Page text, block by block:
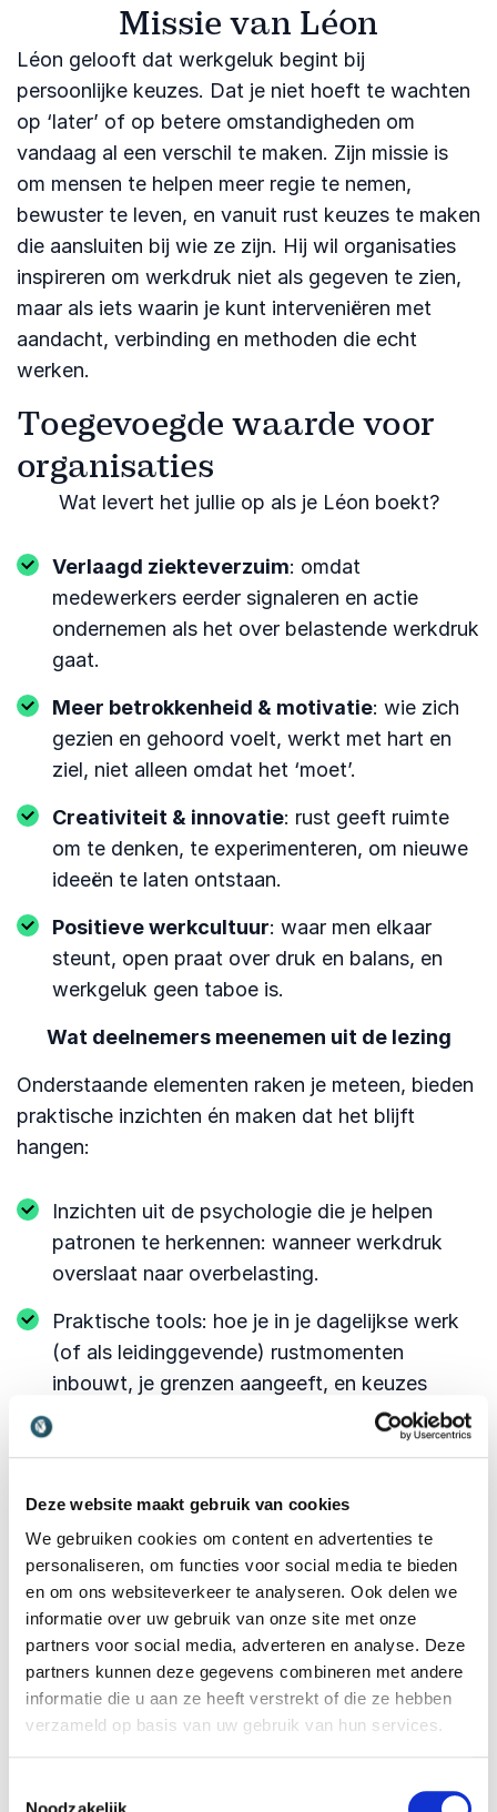
Deze website maakt gebruik van cookies
We gebruiken cookies om content en advertenties te
personaliseren, om functies voor social media te bieden
en om ons websiteverkeer te analyseren. Ook delen we
informatie over uw gebruik van onze site met onze
partners voor social media, adverteren en analyse. Deze
partners kunnen deze gegevens combineren met andere
informatie die u aan ze heeft verstrekt of die ze hebben
verzameld op basis van uw gebruik van hun services.
Noodzakelijk
Missie van Léon
Léon gelooft dat werkgeluk begint bij
persoonlijke keuzes. Dat je niet hoeft te wachten
op ‘later’ of op betere omstandigheden om
vandaag al een verschil te maken. Zijn missie is
om mensen te helpen meer regie te nemen,
bewuster te leven, en vanuit rust keuzes te maken
die aansluiten bij wie ze zijn. Hij wil organisaties
inspireren om werkdruk niet als gegeven te zien,
maar als iets waarin je kunt interveniëren met
aandacht, verbinding en methoden die echt
werken.
Toegevoegde waarde voor
organisaties
Wat levert het jullie op als je Léon boekt?
Verlaagd ziekteverzuim: omdat
medewerkers eerder signaleren en actie
ondernemen als het over belastende werkdruk
gaat.
Meer betrokkenheid & motivatie: wie zich
gezien en gehoord voelt, werkt met hart en
ziel, niet alleen omdat het ‘moet’.
Creativiteit & innovatie: rust geeft ruimte
om te denken, te experimenteren, om nieuwe
ideeën te laten ontstaan.
Positieve werkcultuur: waar men elkaar
steunt, open praat over druk en balans, en
werkgeluk geen taboe is.
Wat deelnemers meenemen uit de lezing
Onderstaande elementen raken je meteen, bieden
praktische inzichten én maken dat het blijft
hangen:
Inzichten uit de psychologie die je helpen
patronen te herkennen: wanneer werkdruk
overslaat naar overbelasting.
Praktische tools: hoe je in je dagelijkse werk
(of als leidinggevende) rustmomenten
inbouwt, je grenzen aangeeft, en keuzes
Persoonlijke verhalen van Léon zelf en van
mensen die vast zaten, maar dankzij kleine
deden.
Interactie met het publiek: oefeningen of
momenten van reflectie waarin je ervaart wat
werkgeluk voor jou betekent.
Humor en verrassende theatrale elementen